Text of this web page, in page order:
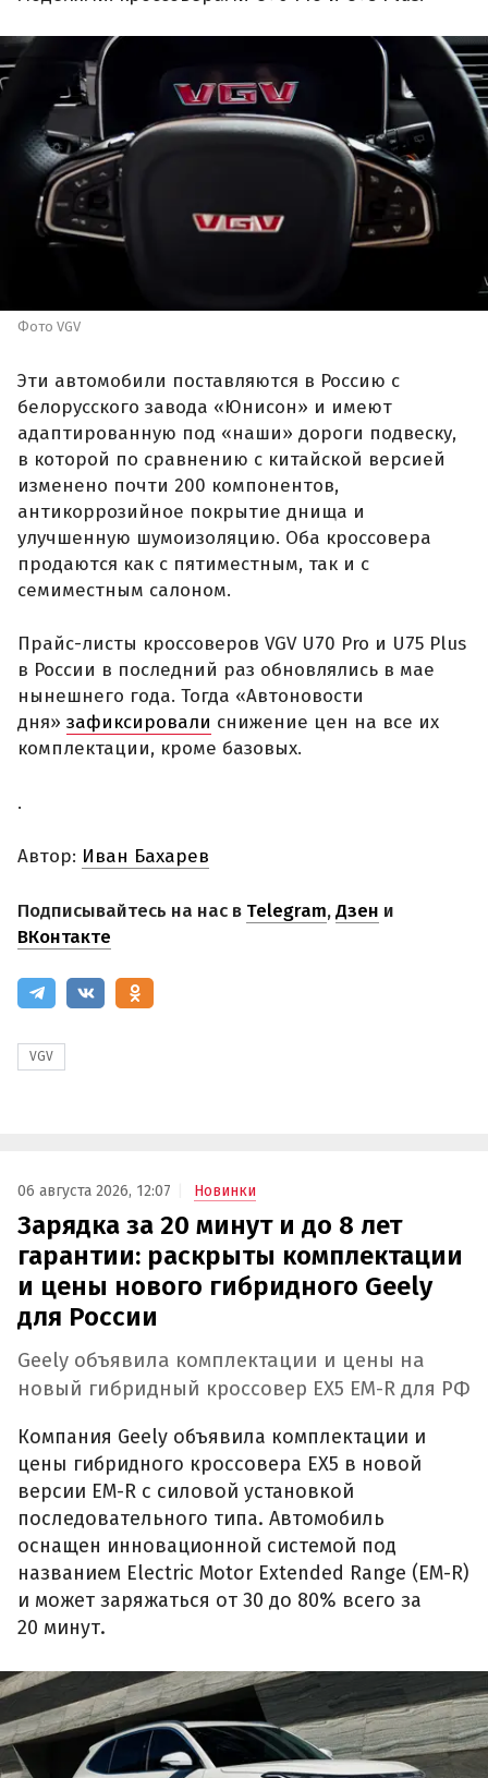
Фото VGV
Эти автомобили поставляются в Россию с
белорусского завода «Юнисон» и имеют
адаптированную под «наши» дороги подвеску,
в которой по сравнению с китайской версией
изменено почти 200 компонентов,
антикоррозийное покрытие днища и
улучшенную шумоизоляцию. Оба кроссовера
продаются как с пятиместным, так и с
семиместным салоном.
Прайс-листы кроссоверов VGV U70 Pro и U75 Plus
в России в последний раз обновлялись в мае
нынешнего года. Тогда «Автоновости
дня» зафиксировали снижение цен на все их
комплектации, кроме базовых.
.
Автор: Иван Бахарев
Подписывайтесь на нас в Telegram,Дзен и
ВКонтакте
VGV
06 августа 2026, 12:07 Новинки
Зарядка за 20 минут и до 8 лет
гарантии: раскрыты комплектации
и цены нового гибридного Geely
для России
Geely объявила комплектации и цены на
новый гибридный кроссовер EX5 EM-R для РФ
Компания Geely объявила комплектации и
цены гибридного кроссовера EX5 в новой
версии EM-R с силовой установкой
последовательного типа. Автомобиль
оснащен инновационной системой под
названием Electric Motor Extended Range (EM-R)
и может заряжаться от 30 до 80% всего за
20 минут.